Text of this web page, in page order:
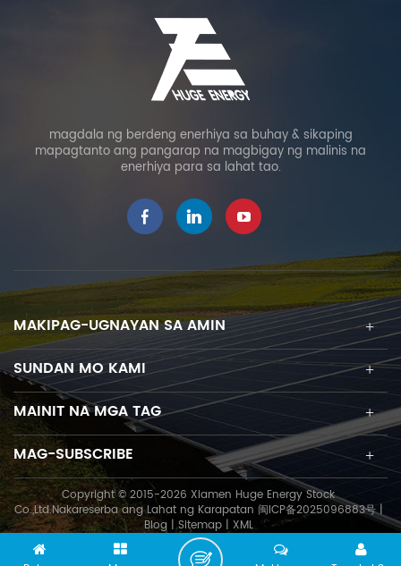
magdala ng berdeng enerhiya sa buhay & sikaping
mapagtanto ang pangarap na magbigay ng malinis na
enerhiya para sa lahat tao.
MAKIPAG-UGNAYAN SA AMIN
SUNDAN MO KAMI
MAINIT NA MGA TAG
MAG-SUBSCRIBE
Copyright © 2015-2026 Xiamen Huge Energy Stock
Co.,Ltd.Nakareserba ang Lahat ng Karapatan 闽ICP备2025096883号|
Blog|Sitemap| XML